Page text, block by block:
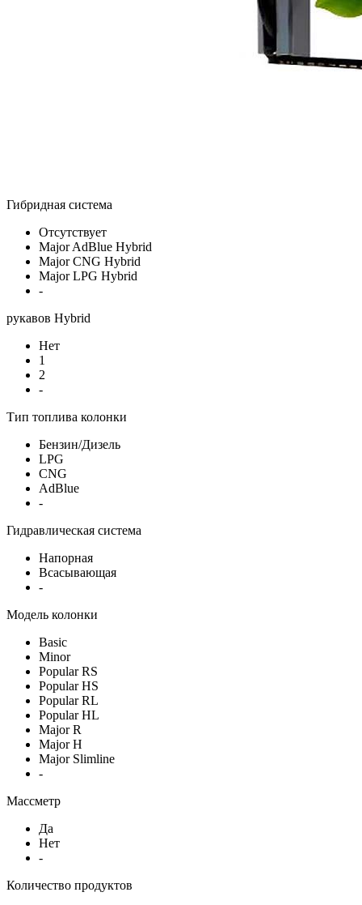
Гибридная система
Отсутствует
Major AdBlue Hybrid
Major CNG Hybrid
Major LPG Hybrid
-
рукавов Hybrid
Нет
1
2
-
Тип топлива колонки
Бензин/Дизель
LPG
CNG
AdBlue
-
Гидравлическая система
Напорная
Всасывающая
-
Модель колонки
Basic
Minor
Popular RS
Popular HS
Popular RL
Popular HL
Major R
Major H
Major Slimline
-
Массметр
Да
Нет
-
Количество продуктов